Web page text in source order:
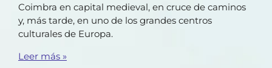
Coimbra en capital medieval, en cruce de caminos
y, más tarde, en uno de los grandes centros
culturales de Europa.
Leer más »